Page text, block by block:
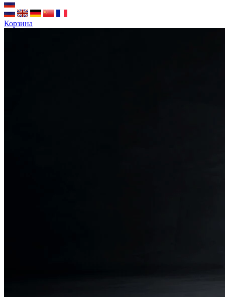
Корзина